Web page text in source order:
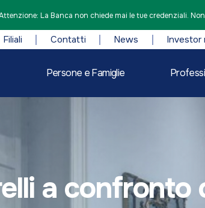
La Banca non chiede mai le tue credenziali.
Filiali Contatti News Investor
Persone e Famiglie
a confronto